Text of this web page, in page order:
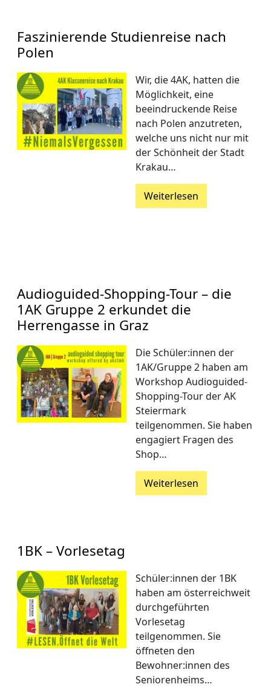
Faszinierende Studienreise nach
Polen
Wir, die 4AK, hatten die
Möglichkeit, eine
beeindruckende Reise
nach Polen anzutreten,
welche uns nicht nur mit
der Schönheit der Stadt
Krakau…
Weiterlesen
Audioguided-Shopping-Tour – die
1AK Gruppe 2 erkundet die
Herrengasse in Graz
Die Schüler:innen der
1AK/Gruppe 2 haben am
Workshop Audioguided-
Shopping-Tour der AK
Steiermark
teilgenommen. Sie haben
engagiert Fragen des
Shop…
Weiterlesen
1BK – Vorlesetag
Schüler:innen der 1BK
haben am österreichweit
durchgeführten
Vorlesetag
teilgenommen. Sie
öffneten den
Bewohner:innen des
Seniorenheims…